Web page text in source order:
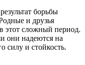
борьбы
и друзья
этот сложный период.
они надеются на
силу и стойкость.